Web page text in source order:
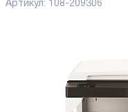
Артикул: 108-209306